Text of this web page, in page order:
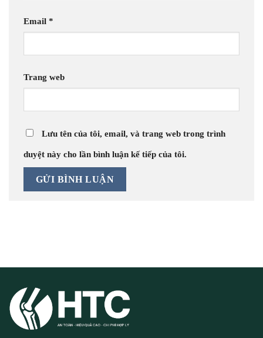
Email *
Trang web
Lưu tên của tôi, email, và trang web trong trình
duyệt này cho lần bình luận kế tiếp của tôi.